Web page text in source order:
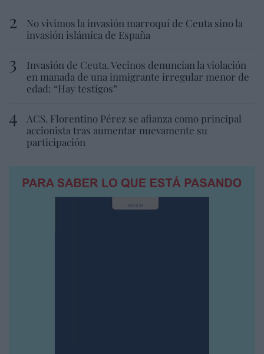
No vivimos la invasión marroquí de Ceuta sino la
invasión islámica de España
Invasión de Ceuta. Vecinos denuncian la violación
en manada de una inmigrante irregular menor de
edad: “Hay testigos”
ACS. Florentino Pérez se afianza como principal
accionista tras aumentar nuevamente su
participación